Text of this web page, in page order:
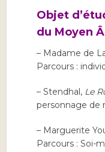
Objet
du Moyen
– Madame de
Parcours :
– Stendhal, Le
personnage de
– Marguerite
Parcours : Soi-